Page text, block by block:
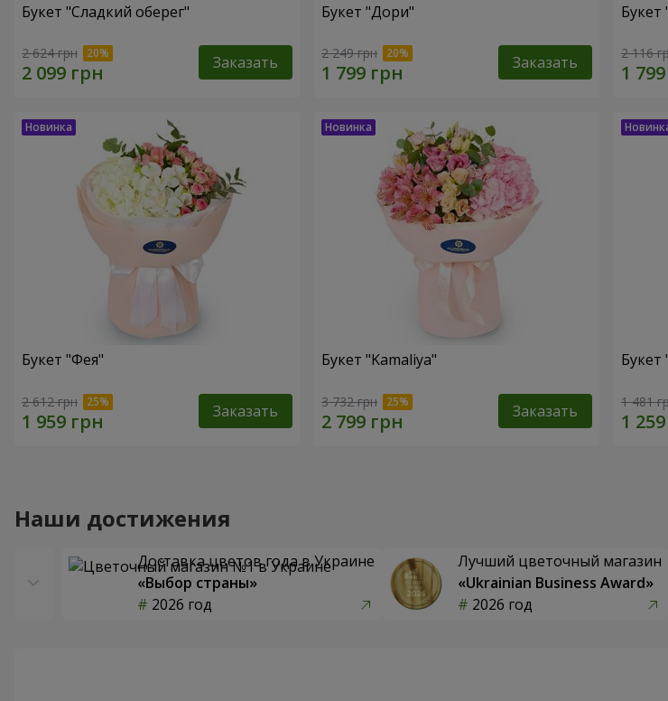
Букет "Сладкий оберег"
2 624 грн Заказать
Букет "Дори"
2 249 грн Заказать
Букет
2 116
Букет "Фея"
2 612 грн Заказать
Букет "Kamaliya"
3 732 грн Заказать 1 481
Наши достижения
Доставка цветов года в Украине
«Выбор страны»
2026 год
Лучший цветочный магазин
«Ukrainian Business Award»
2026 год